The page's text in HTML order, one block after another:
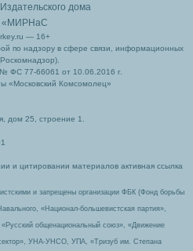
дома
«МИРНаС
— 16+
по надзору в сфере связи, информационных
ФС 77-66061 от 10.06.2016 г.
«Московский Комсомолец»
дом 25, строение 1.
и цитировании материалов активная ссылка
и запрещены организации ФБК (Фонд борьбы
«Национал-большевистская партия»,
общенациональный союз», «Движение
УНА-УНСО, УПА, «Тризуб им. Степана